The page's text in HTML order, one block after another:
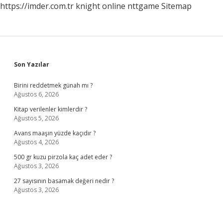
https://imder.com.tr knight online nttgame Sitemap
Sidebar
Son Yazılar
Birini reddetmek günah mı ?
Ağustos 6, 2026
Kitap verilenler kimlerdir ?
Ağustos 5, 2026
Avans maaşın yüzde kaçıdır ?
Ağustos 4, 2026
500 gr kuzu pirzola kaç adet eder ?
Ağustos 3, 2026
27 sayısının basamak değeri nedir ?
Ağustos 3, 2026